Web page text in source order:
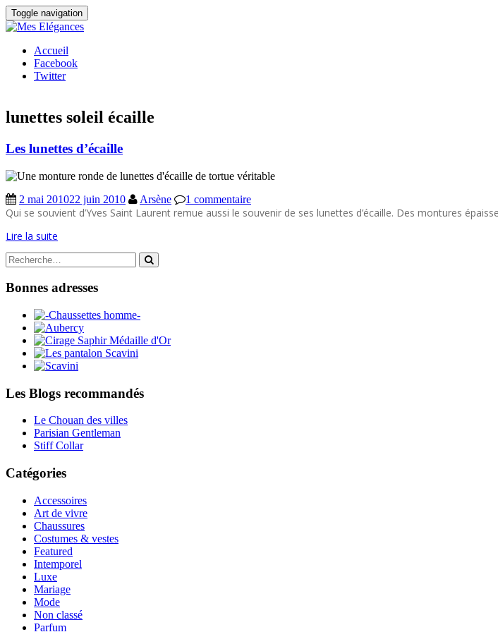
Toggle navigation
Accueil
Facebook
Twitter
lunettes soleil écaille
Les lunettes d’écaille
2 mai 201022 juin 2010 Arsène 1 commentaire
Qui se souvient d’Yves Saint Laurent remue aussi le souvenir de ses lunettes d’écaille. Des montures
Lire la suite
Bonnes adresses
Les Blogs recommandés
Le Chouan des villes
Parisian Gentleman
Stiff Collar
Catégories
Accessoires
Art de vivre
Chaussures
Costumes & vestes
Featured
Intemporel
Luxe
Mariage
Mode
Non classé
Parfum